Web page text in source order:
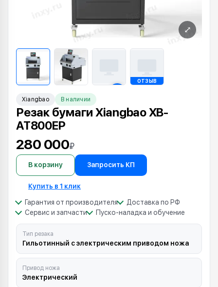
⤢
ОТЗЫВ
Xiangbao В наличии
Резак бумаги Xiangbao XB-
AT800EP
280 000₽
В корзину Запросить КП
Купить в 1 клик
Гарантия от производителя
Доставка по РФ
Сервис и запчасти
Пуско-наладка и обучение
Тип резака
Гильотинный с электрическим приводом ножа
Привод ножа
Электрический